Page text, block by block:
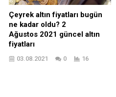
Çeyrek altın fiyatları bugün
ne kadar oldu? 2
Ağustos 2021 güncel altın
fiyatları
03.08.2021 0 16